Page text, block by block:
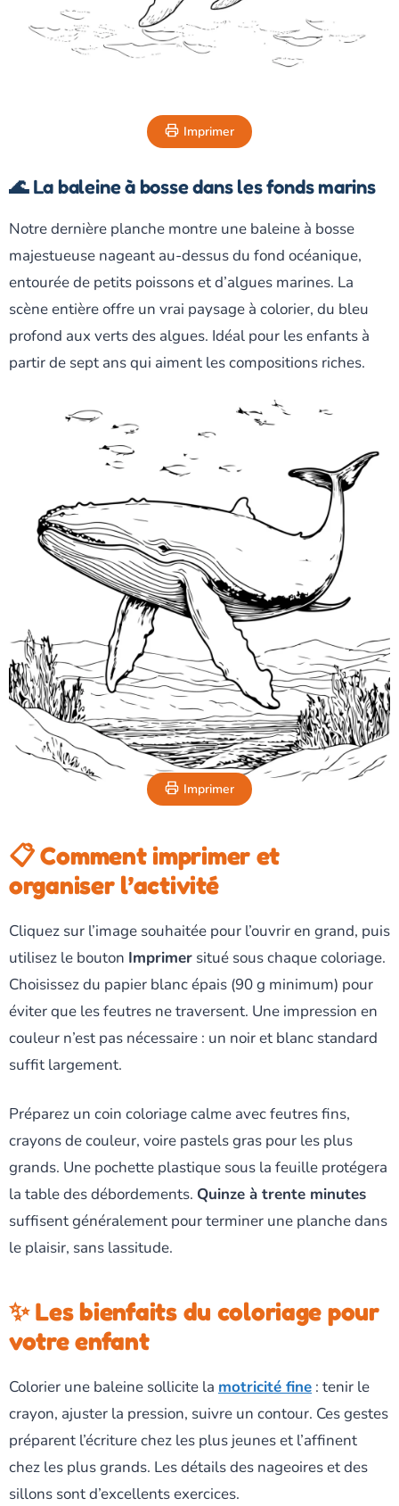
Imprimer
🌊 La baleine à bosse dans les fonds marins
Notre dernière planche montre une baleine à bosse
majestueuse nageant au-dessus du fond océanique,
entourée de petits poissons et d’algues marines. La
scène entière offre un vrai paysage à colorier, du bleu
profond aux verts des algues. Idéal pour les enfants à
partir de sept ans qui aiment les compositions riches.
Imprimer
📋 Comment imprimer et
organiser l’activité
Cliquez sur l’image souhaitée pour l’ouvrir en grand, puis
utilisez le bouton Imprimer situé sous chaque coloriage.
Choisissez du papier blanc épais (90 g minimum) pour
éviter que les feutres ne traversent. Une impression en
couleur n’est pas nécessaire : un noir et blanc standard
suffit largement.
Préparez un coin coloriage calme avec feutres fins,
crayons de couleur, voire pastels gras pour les plus
grands. Une pochette plastique sous la feuille protégera
la table des débordements. Quinze à trente minutes
suffisent généralement pour terminer une planche dans
le plaisir, sans lassitude.
✨ Les bienfaits du coloriage pour
votre enfant
Colorier une baleine sollicite la motricité fine : tenir le
crayon, ajuster la pression, suivre un contour. Ces gestes
préparent l’écriture chez les plus jeunes et l’affinent
chez les plus grands. Les détails des nageoires et des
sillons sont d’excellents exercices.